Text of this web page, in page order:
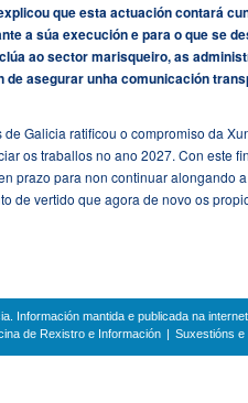
que esta actuación contará
a súa execución e para o que se
ao sector marisqueiro, as
asegurar unha comunicación
Galicia ratificou o compromiso da
os traballos no ano 2027. Con este
prazo para non continuar
de vertido que agora de novo os
Información mantida e publicada na
de Rexistro e Información Suxestións e